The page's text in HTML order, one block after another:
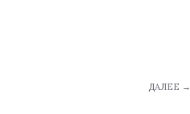
ДАЛЕЕ →